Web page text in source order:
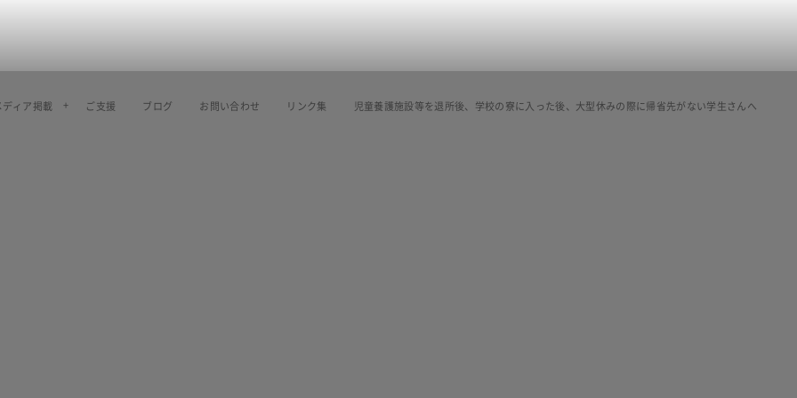
ディア掲載 ご支援 ブログ お問い合わせ リンク集 児童養護施設等を退所後、学校の寮に入った後、大型休みの際に帰省先がない学生さんへ